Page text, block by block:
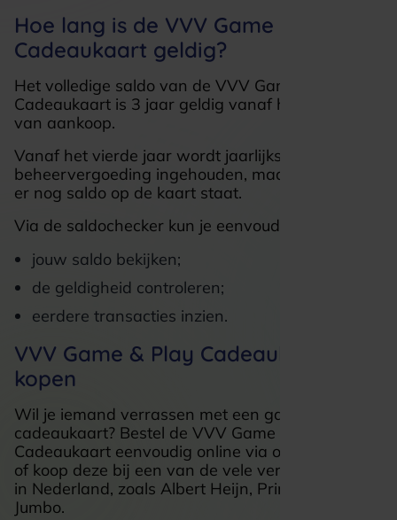
Hoe lang is de VVV Game & Play
Cadeaukaart geldig?
Het volledige saldo van de VVV Game & Play
Cadeaukaart is 3 jaar geldig vanaf het moment
van aankoop.
Vanaf het vierde jaar wordt jaarlijks € 6,-
beheervergoeding ingehouden, maar alleen als
er nog saldo op de kaart staat.
Via de saldochecker kun je eenvoudig:
jouw saldo bekijken;
de geldigheid controleren;
eerdere transacties inzien.
VVV Game & Play Cadeaukaart
kopen
Wil je iemand verrassen met een gaming
cadeaukaart? Bestel de VVV Game & Play
Cadeaukaart eenvoudig online via onze webshop
of koop deze bij een van de vele verkooppunten
in Nederland, zoals Albert Heijn, Primera en
Jumbo.